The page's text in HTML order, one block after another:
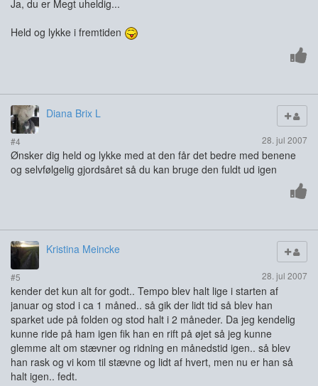
Ja, du er Megt uheldig...
Held og lykke i fremtiden
Diana Brix L
#4 28. jul 2007
Ønsker dig held og lykke med at den får det bedre med benene
og selvfølgelig gjordsåret så du kan bruge den fuldt ud igen
Kristina Meincke
#5 28. jul 2007
kender det kun alt for godt.. Tempo blev halt lige i starten af
januar og stod i ca 1 måned.. så gik der lidt tid så blev han
sparket ude på folden og stod halt i 2 måneder. Da jeg kendelig
kunne ride på ham igen fik han en rift på øjet så jeg kunne
glemme alt om stævner og ridning en månedstid igen.. så blev
han rask og vi kom til stævne og lidt af hvert, men nu er han så
halt igen.. fedt.